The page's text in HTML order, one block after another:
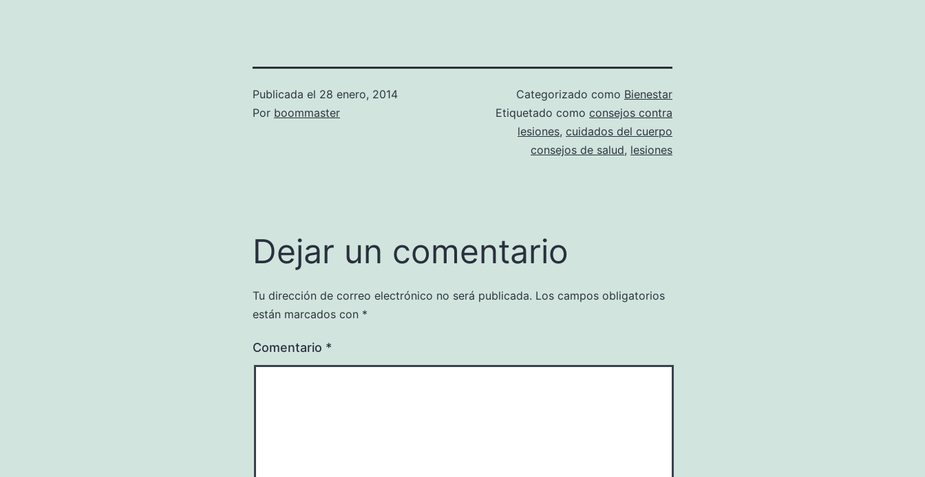
Publicada el 28 enero, 2014
Por boommaster
Categorizado como Bienestar
Etiquetado como consejos contra
lesiones, cuidados del cuerpo
consejos de salud, lesiones
Dejar un comentario
Tu dirección de correo electrónico no será publicada. Los campos obligatorios
están marcados con *
Comentario *